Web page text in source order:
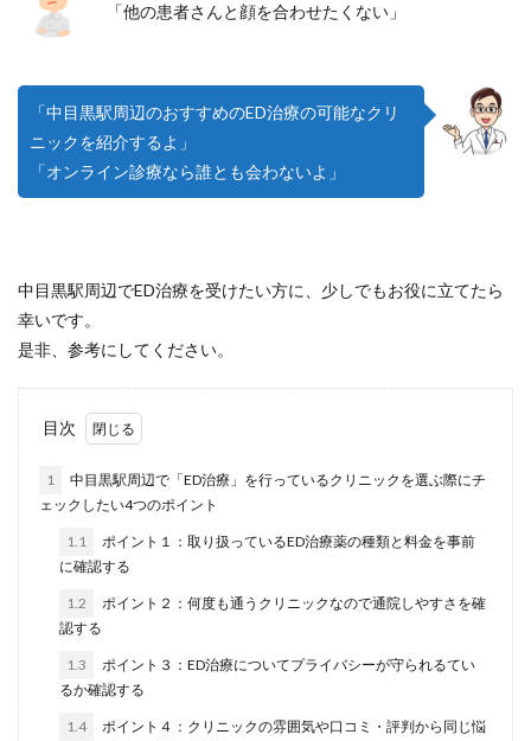
「他の患者さんと顔を合わせたくない」
「中目黒駅周辺のおすすめのED治療の可能なクリ
ニックを紹介するよ」
「オンライン診療なら誰とも会わないよ」
中目黒駅周辺でED治療を受けたい方に、少しでもお役に立てたら
幸いです。
是非、参考にしてください。
目次
1
中目黒駅周辺で「ED治療」を行っているクリニックを選ぶ際にチ
ェックしたい4つのポイント
1.1
ポイント１：取り扱っているED治療薬の種類と料金を事前
に確認する
1.2
ポイント２：何度も通うクリニックなので通院しやすさを確
認する
1.3
ポイント３：ED治療についてプライバシーが守られるてい
るか確認する
1.4
ポイント４：クリニックの雰囲気や口コミ・評判から同じ悩